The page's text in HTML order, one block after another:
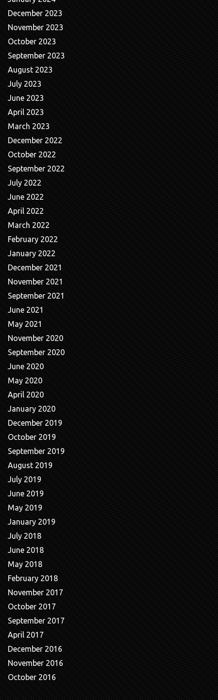
December 2023
November 2023
October 2023
September 2023
August 2023
July 2023
June 2023
April 2023
March 2023
December 2022
October 2022
September 2022
July 2022
June 2022
April 2022
March 2022
February 2022
January 2022
December 2021
November 2021
September 2021
June 2021
May 2021
November 2020
September 2020
June 2020
May 2020
April 2020
January 2020
December 2019
October 2019
September 2019
August 2019
July 2019
June 2019
May 2019
January 2019
July 2018
June 2018
May 2018
February 2018
November 2017
October 2017
September 2017
April 2017
December 2016
November 2016
October 2016